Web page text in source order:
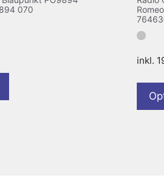
070
inkl.